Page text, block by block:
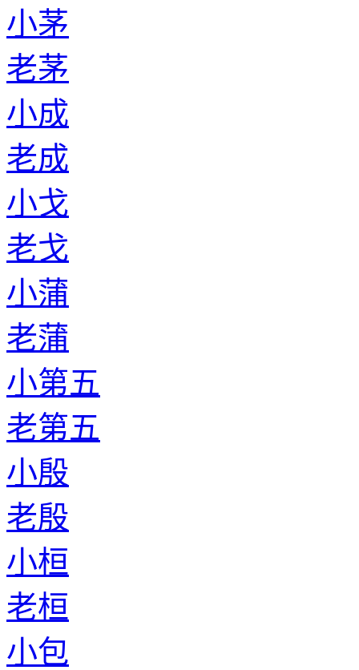
小茅
老茅
小成
老成
小戈
老戈
小蒲
老蒲
小第五
老第五
小殷
老殷
小桓
老桓
小包